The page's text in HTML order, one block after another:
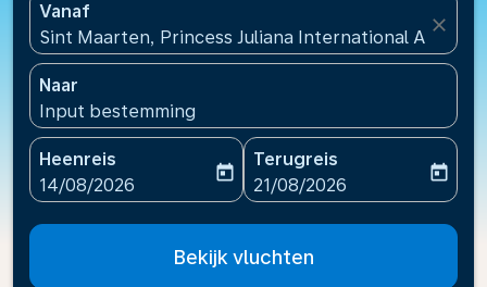
Vanaf
Sint Maarten, Princess Juliana International
close
Naar
Input bestemming
Heenreis
fc-booking-departure-date-aria-label
14/08/2026
today
Terugreis
fc-booking-return-date-
21/08/2026
today
Bekijk vluchten